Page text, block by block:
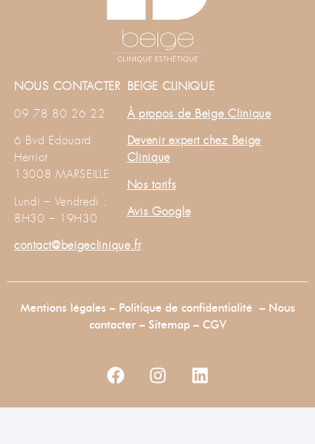
NOUS CONTACTER
09 78 80 26 22
6 Bvd Edouard
Herriot
13008 MARSEILLE
Lundi – Vendredi :
8H30 – 19H30
contact@beigeclinique.fr
BEIGE CLINIQUE
À propos de Beige Clinique
Devenir expert chez Beige
Clinique
Nos tarifs
Avis Google
Mentions légales – Politique de confidentialité– Nous
contacter – Sitemap – CGV